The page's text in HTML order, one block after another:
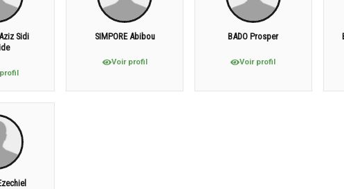
Sidi
SIMPORE Abibou
Voir profil
BADO Prosper
Voir profil